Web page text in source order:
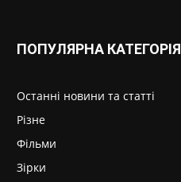
ПОПУЛЯРНА КАТЕГОРІЯ
Останні новини та статті
Різне
Фільми
Зірки